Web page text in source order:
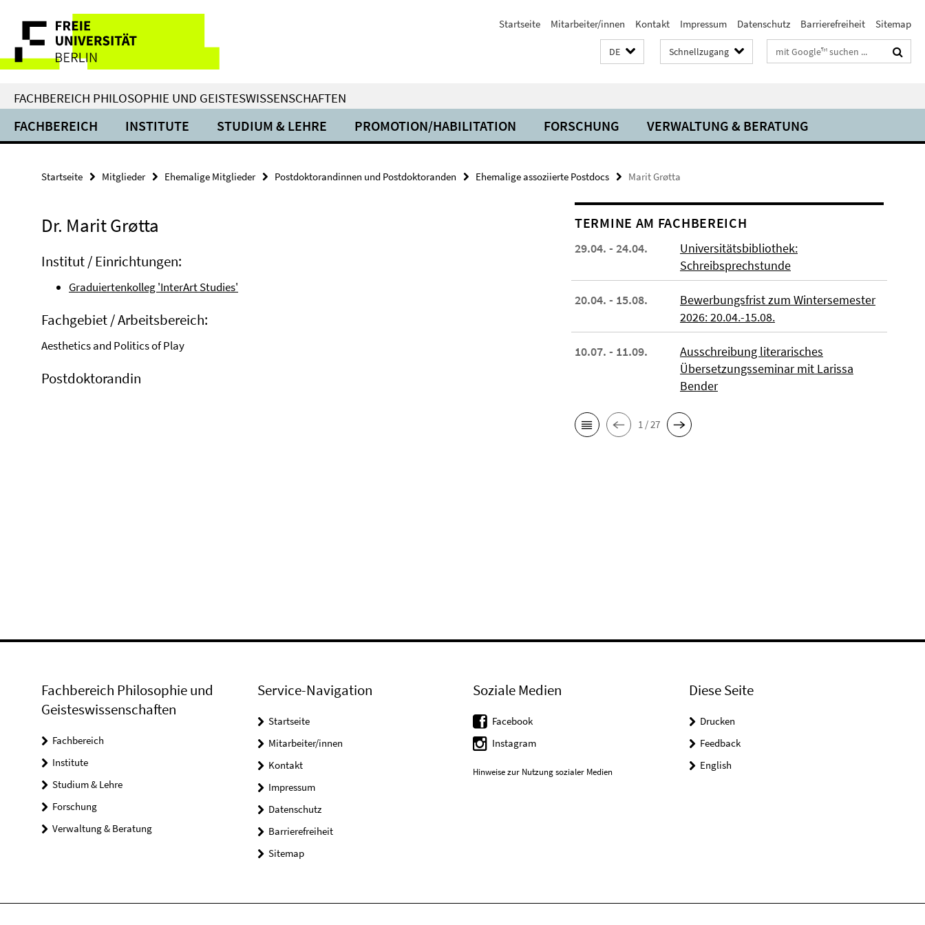
direkt
Inhalt
Service-
Navigation
Startseite Mitarbeiter/innen Kontakt Impressum Datenschutz Barrierefreiheit Sitemap
DE Schnellzugang Suchbegriffe
FACHBEREICH PHILOSOPHIE UND GEISTESWISSENSCHAFTEN
FACHBEREICH INSTITUTE STUDIUM & LEHRE PROMOTION/HABILITATION FORSCHUNG VERWALTUNG & BERATUNG
Startseite Mitglieder Ehemalige Mitglieder Postdoktorandinnen und Postdoktoranden Ehemalige assoziierte Postdocs Marit Grøtta
Dr. Marit Grøtta
Institut / Einrichtungen:
Graduiertenkolleg 'InterArt Studies'
Fachgebiet / Arbeitsbereich:
Aesthetics and Politics of Play
Postdoktorandin
TERMINE AM FACHBEREICH
29.04. - 24.04.
Universitätsbibliothek:
Schreibsprechstunde
20.04. - 15.08.
Bewerbungsfrist zum Wintersemester
2026: 20.04.-15.08.
10.07. - 11.09.
Ausschreibung literarisches
Übersetzungsseminar mit Larissa
Bender
1 / 27
Fachbereich Philosophie und
Geisteswissenschaften
Fachbereich
Institute
Studium & Lehre
Forschung
Verwaltung & Beratung
Service-Navigation
Startseite
Mitarbeiter/innen
Kontakt
Impressum
Datenschutz
Barrierefreiheit
Sitemap
Soziale Medien
Facebook
Instagram
Hinweise zur Nutzung sozialer Medien
Diese Seite
Drucken
Feedback
English